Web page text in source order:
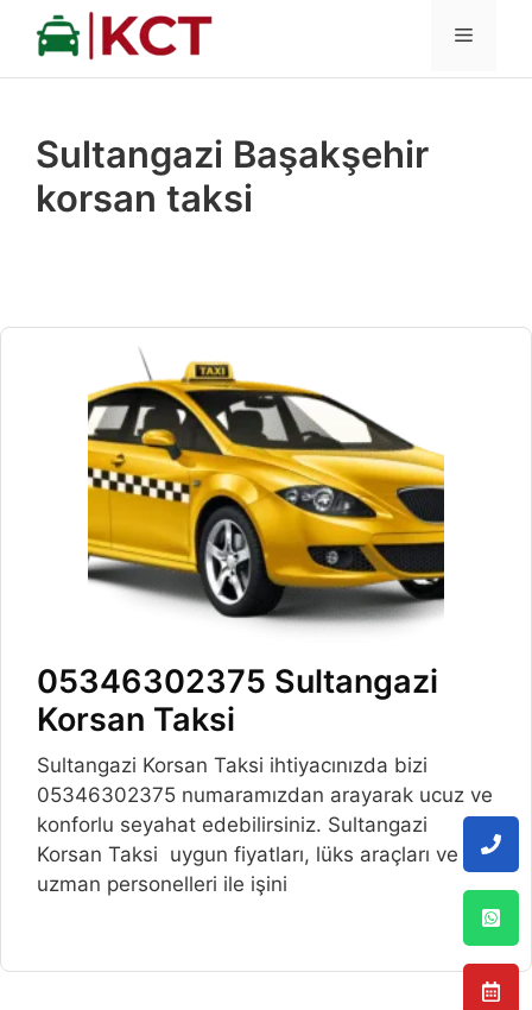
İçeriğe
MENÜ
Sultangazi Başakşehir
korsan taksi
05346302375 Sultangazi
Korsan Taksi
Sultangazi Korsan Taksi ihtiyacınızda bizi
05346302375 numaramızdan arayarak ucuz ve
konforlu seyahat edebilirsiniz. Sultangazi
Korsan Taksi uygun fiyatları, lüks araçları ve
uzman personelleri ile işini